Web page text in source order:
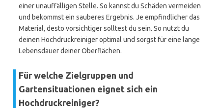
einer unauffälligen Stelle. So kannst du Schäden vermeiden
und bekommst ein sauberes Ergebnis. Je empfindlicher das
Material, desto vorsichtiger solltest du sein. So nutzt du
deinen Hochdruckreiniger optimal und sorgst für eine lange
Lebensdauer deiner Oberflächen.
Für welche Zielgruppen und
Gartensituationen eignet sich ein
Hochdruckreiniger?